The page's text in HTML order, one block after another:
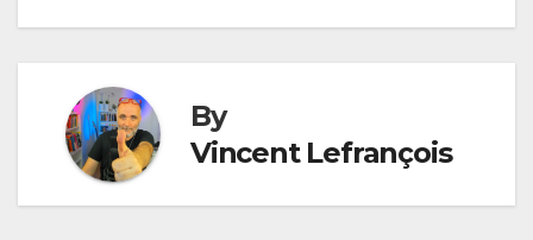
By
Vincent Lefrançois